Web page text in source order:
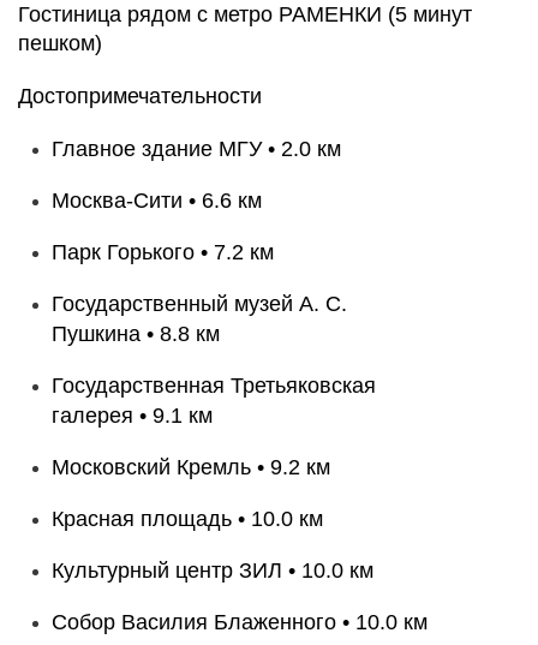
Гостиница рядом с метро РАМЕНКИ (5 минут
пешком)
Достопримечательности
Главное здание МГУ • 2.0 км
Москва-Сити • 6.6 км
Парк Горького • 7.2 км
Государственный музей А. С.
Пушкина • 8.8 км
Государственная Третьяковская
галерея • 9.1 км
Московский Кремль • 9.2 км
Красная площадь • 10.0 км
Культурный центр ЗИЛ • 10.0 км
Собор Василия Блаженного • 10.0 км